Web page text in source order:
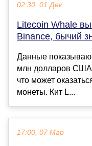
02:30, 01 Дек
Litecoin Whale
Binance, бычий
Данные
млн долларов США
что может
монеты. Кит L...
17:00, 07 Мар